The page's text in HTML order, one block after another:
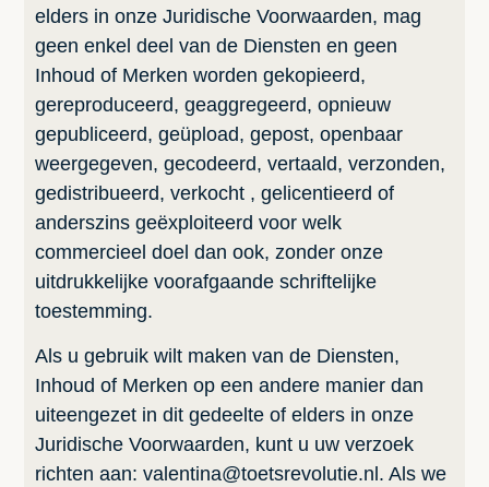
elders in onze Juridische Voorwaarden, mag
geen enkel deel van de Diensten en geen
Inhoud of Merken worden gekopieerd,
gereproduceerd, geaggregeerd, opnieuw
gepubliceerd, geüpload, gepost, openbaar
weergegeven, gecodeerd, vertaald, verzonden,
gedistribueerd, verkocht , gelicentieerd of
anderszins geëxploiteerd voor welk
commercieel doel dan ook, zonder onze
uitdrukkelijke voorafgaande schriftelijke
toestemming.
Als u gebruik wilt maken van de Diensten,
Inhoud of Merken op een andere manier dan
uiteengezet in dit gedeelte of elders in onze
Juridische Voorwaarden, kunt u uw verzoek
richten aan: valentina@toetsrevolutie.nl. Als we